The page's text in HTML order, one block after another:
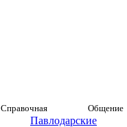
Справочная Общение
Павлодарские